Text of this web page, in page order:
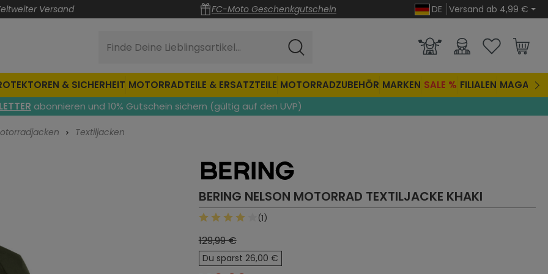
Versand FC-Moto Geschenkgutschein DE Versand ab 4,99 €
Finde Deine Lieblingsartikel...
& SICHERHEIT MOTORRADTEILE & ERSATZTEILE MOTORRADZUBEHÖR MARKEN SALE % FILIALEN MAGAZIN
abonnieren und 10% Gutschein sichern (gültig auf den UVP)
Textiljacken
BERING NELSON MOTORRAD TEXTILJACKE KHAKI
(1)
129,99 €
Du sparst 26,00 €